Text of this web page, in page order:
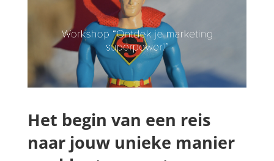
Het begin van een reis
naar jouw unieke manier